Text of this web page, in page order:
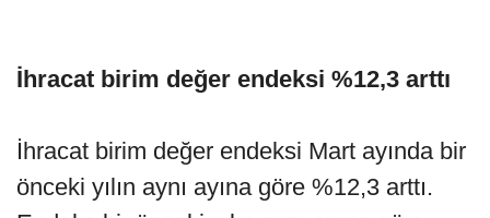
İhracat birim değer endeksi %12,3 arttı
İhracat birim değer endeksi Mart ayında bir
önceki yılın aynı ayına göre %12,3 arttı.